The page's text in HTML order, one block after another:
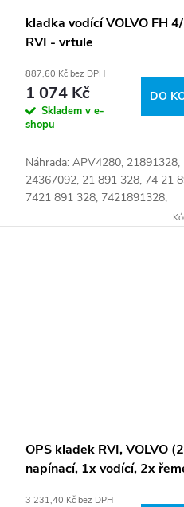
kladka vodící VOLVO FH
RVI - vrtule
887,60 Kč bez DPH
1 074 Kč
Skladem v e-
shopu
DO
Náhrada: APV4280, 21891328,
24367092, 21 891 328, 74 21
7421 891 328, 7421891328,
7424367092 Číslo karty:
OPS kladek RVI, VOLVO
napínací, 1x vodící, 2x
3 231,40 Kč bez DPH